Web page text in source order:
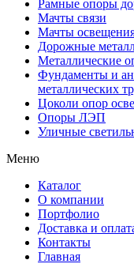
Рамные опоры
Мачты связи
Мачты
Дорожные
Металлические
Фундаменты и
металлических
Цоколи опор
Опоры ЛЭП
Уличные
Меню
Каталог
О компании
Портфолио
Доставка и
Контакты
Главная